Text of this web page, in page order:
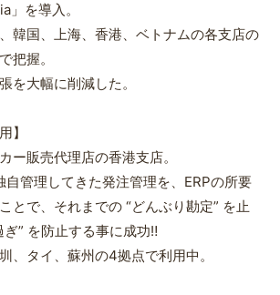
」を導入。
韓国、上海、香港、ベトナムの各支店の
把握。
を大幅に削減した。
】
ー販売代理店の香港支店。
自管理してきた発注管理を、ERPの所要
とで、それまでの “どんぶり勘定” を止
” を防止する事に成功‼
、タイ、蘇州の4拠点で利用中。